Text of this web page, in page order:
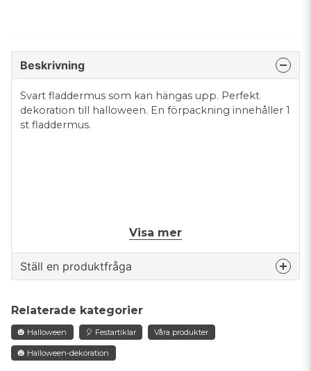
Beskrivning
Svart fladdermus som kan hängas upp. Perfekt
dekoration till halloween. En förpackning innehåller 1
st fladdermus.
Mått: 45 x 17 cm.
Visa mer
Ställ en produktfråga
Fråga oss något om denna produkten...
Relaterade kategorier
🎃 Halloween 🎈 Festartiklar Våra produkter
🎃 Halloween-dekoration